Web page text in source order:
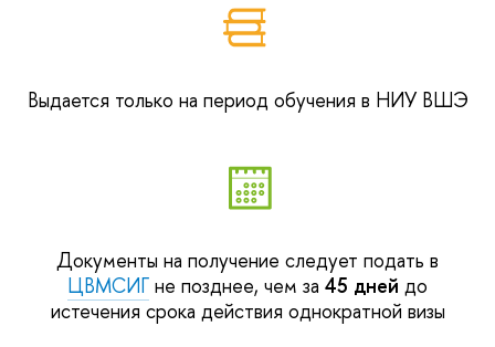
Выдается только на период обучения в НИУ ВШЭ
Документы на получение следует подать в
ЦВМСИГ не позднее, чем за 45 дней до
истечения срока действия однократной визы